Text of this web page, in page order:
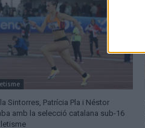
Sintorres, Patrícia Pla i Néstor
amb la selecció catalana sub-16